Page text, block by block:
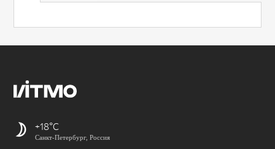
+18
Санкт-Петербург, Россия